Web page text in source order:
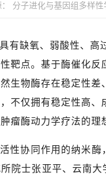
分子进化与基因组多样性
有缺氧、弱酸性、高
靶点。基于酶催化
生物酶存在稳定性
不仅拥有稳定性高
瘤酶动力学疗法的理
性协同作用的纳米
院士张亚平、云南